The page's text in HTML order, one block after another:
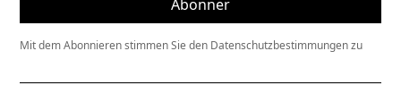
Mit dem Abonnieren stimmen Sie den Datenschutzbestimmungen zu